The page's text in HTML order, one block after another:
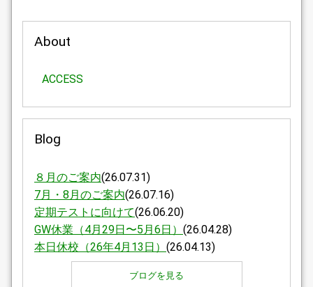
About
ACCESS
Blog
８月のご案内(26.07.31)
7月・8月のご案内(26.07.16)
定期テストに向けて(26.06.20)
GW休業（4月29日〜5月6日） (26.04.28)
本日休校（26年4月13日） (26.04.13)
ブログを見る